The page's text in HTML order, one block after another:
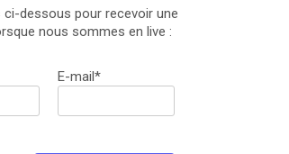
dessous pour recevoir une
nous sommes en live :
E-mail*